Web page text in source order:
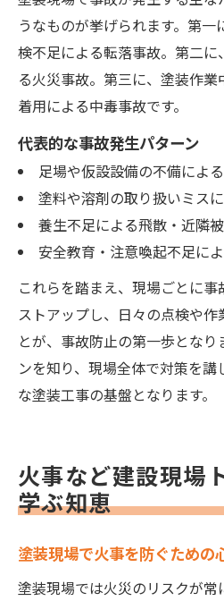
うなものが挙げられます。第
検不足による転落事故。第二
る火災事故。第三に、塗装作
着用による中毒事故です。
代表的な事故発生パターン
足場や仮設設備の不備によ
塗料や溶剤の取り扱いミス
養生不足による飛散・近隣
安全教育・注意喚起不足に
これらを踏まえ、現場ごとに
ストアップし、日々の点検や
とが、事故防止の第一歩とな
ンを知り、現場全体で対策を
な塗装工事の基盤となります。
火事など建設現場
学ぶ知恵
塗装現場で火事を防ぐための
塗装現場では火災のリスクが常